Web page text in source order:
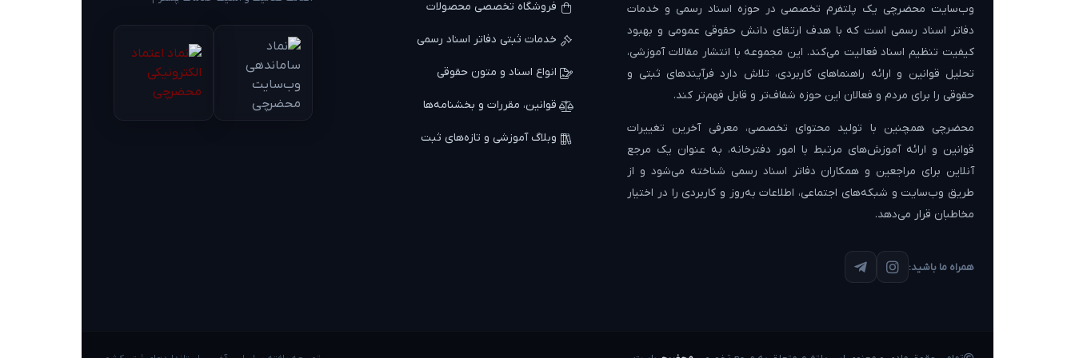
وب‌سایت محضرچی یک پلتفرم تخصصی در حوزه اسناد رسمی و خدمات
دفاتر اسناد رسمی است که با هدف ارتقای دانش حقوقی عمومی و بهبود
کیفیت تنظیم اسناد فعالیت می‌کند. این مجموعه با انتشار مقالات آموزشی،
تحلیل قوانین و ارائه راهنماهای کاربردی، تلاش دارد فرآیندهای ثبتی و
حقوقی را برای مردم و فعالان این حوزه شفاف‌تر و قابل فهم‌تر کند.
محضرچی همچنین با تولید محتوای تخصصی، معرفی آخرین تغییرات
قوانین و ارائه آموزش‌های مرتبط با امور دفترخانه، به عنوان یک مرجع
آنلاین برای مراجعین و همکاران دفاتر اسناد رسمی شناخته می‌شود و از
طریق وب‌سایت و شبکه‌های اجتماعی، اطلاعات به‌روز و کاربردی را در اختیار
مخاطبان قرار می‌دهد.
همراه ما باشید:
فروشگاه تخصصی محصولات
خدمات ثبتی دفاتر اسناد رسمی
انواع اسناد و متون حقوقی
قوانین، مقررات و بخشنامه‌ها
وبلاگ آموزشی و تازه‌های ثبت